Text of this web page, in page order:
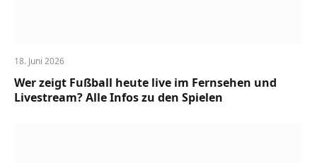
18. Juni 2026
Wer zeigt Fußball heute live im Fernsehen und
Livestream? Alle Infos zu den Spielen